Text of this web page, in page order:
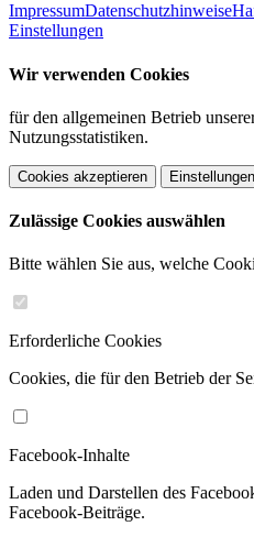
ImpressumDatenschutzhinweise
Einstellungen
Wir verwenden Cookies
für den allgemeinen Betrieb
Nutzungsstatistiken.
Cookies akzeptieren
Zulässige Cookies auswählen
Bitte wählen Sie aus, welche
Erforderliche Cookies
Cookies, die für den Betrieb der
Facebook-Inhalte
Laden und Darstellen des
Facebook-Beiträge.